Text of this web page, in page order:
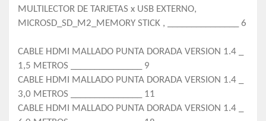
MULTILECTOR DE TARJETAS x USB EXTERNO,
MICROSD_SD_M2_MEMORY STICK , _______________ 6
CABLE HDMI MALLADO PUNTA DORADA VERSION 1.4 _
1,5 METROS _______________ 9
CABLE HDMI MALLADO PUNTA DORADA VERSION 1.4 _
3,0 METROS _______________ 11
CABLE HDMI MALLADO PUNTA DORADA VERSION 1.4 _